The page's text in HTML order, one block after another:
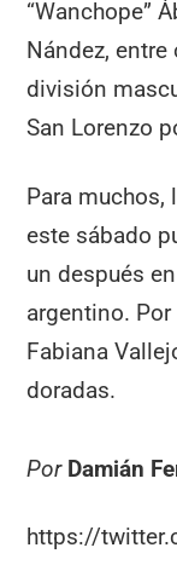
“Wanchope”
Nández,
división
San Lorenzo
Para muchos,
este sábado
un después
argentino.
Fabiana
doradas.
Por Damián
https://